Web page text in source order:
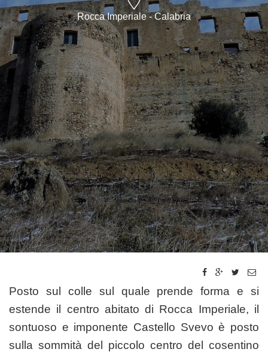
Rocca Imperiale - Calabria
Posto sul colle sul quale prende forma e si
estende il centro abitato di Rocca Imperiale, il
sontuoso e imponente Castello Svevo è posto
sulla sommità del piccolo centro del cosentino